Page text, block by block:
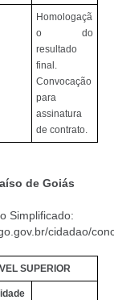
Homologaçã
o do
resultado
final.
Convocação
para
assinatura
de contrato.
de Goiás
Simplificado:
cidadao/
SUPERIOR